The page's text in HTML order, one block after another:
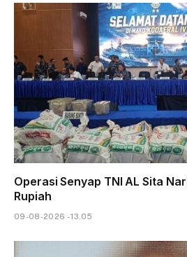
Operasi Senyap TNI AL Sita
Rupiah
09-08-2026 - 13.05